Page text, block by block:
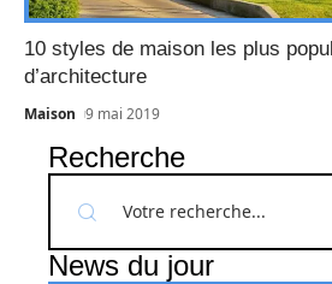
10 styles de maison les plus
d’architecture
Maison 9 mai 2019
Recherche
News du jour